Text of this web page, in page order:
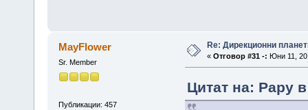
MayFlower
Sr. Member
Публикации: 457
Re: Дирекционни
« Отговор #31 -: Юни 11,
Цитат на: Papy